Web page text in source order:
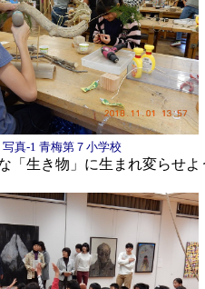
写真-1 青梅第７小学校
「生き物」に生まれ変らせよ